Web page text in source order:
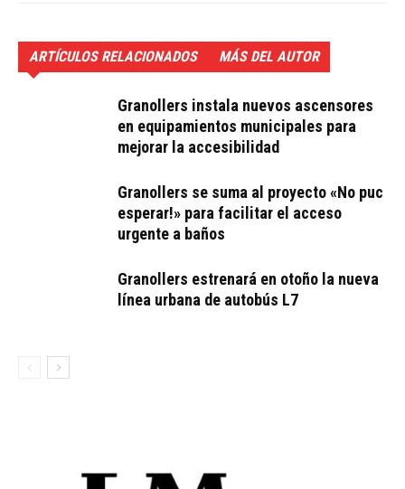
ARTÍCULOS RELACIONADOS MÁS DEL AUTOR
Granollers instala nuevos ascensores
en equipamientos municipales para
mejorar la accesibilidad
Granollers se suma al proyecto «No puc
esperar!» para facilitar el acceso
urgente a baños
Granollers estrenará en otoño la nueva
línea urbana de autobús L7